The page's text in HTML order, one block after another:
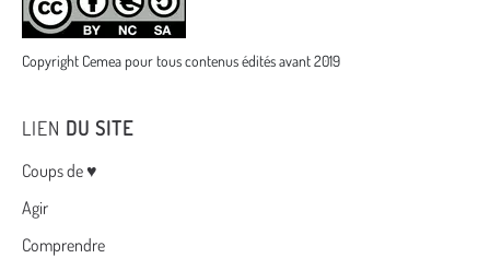
Copyright Cemea pour tous contenus édités avant 2019
LIEN DU SITE
Menu
Coups de ♥
Agir
Comprendre